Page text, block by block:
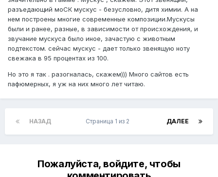
разъедающий моСК мускус - безусловно, дитя химии. А на
нем построены многие современные композиции.Мускусы
были и ранее, разные, в зависимости от происхождения, и
звучание мускуса было иное, зачастую с животным
подтекстом. сейчас мускус - дает только звенящую ноту
свежака в 95 процентах из 100.
Но это я так . разогналась, скажем))) Много сайтов есть
пафюмерных, я уж на них много лет читаю.
НАЗАД ДАЛЕЕ
Страница 1 из 2
Пожалуйста, войдите, чтобы